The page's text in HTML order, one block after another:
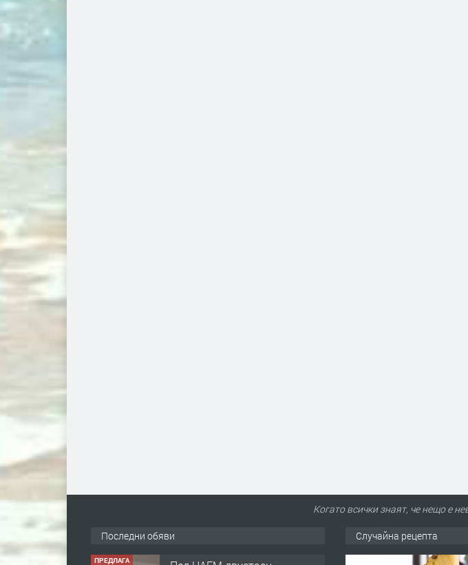
Когато всички знаят, че нещо е
Последни обявиОрфей
Случайна рецепта